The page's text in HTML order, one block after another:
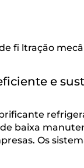
fi ltração
e
baixa
Os